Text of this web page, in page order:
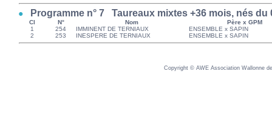
Programme n° 7 Taureaux mixtes +36 mois, nés du
Cl N° Nom
Père x GPM
1
254 IMMINENT DE TERNIAUX
ENSEMBLE x SAPIN
2
253 INESPERE DE TERNIAUX ENSEMBLE x SAPIN
Copyright © AWE Association Wallonne